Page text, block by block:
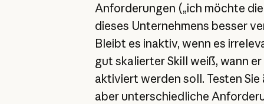
Anforderungen („ich möchte
dieses Unternehmens besser
Bleibt es inaktiv, wenn es
gut skalierter Skill weiß, wann
aktiviert werden soll. Testen Sie
aber unterschiedliche